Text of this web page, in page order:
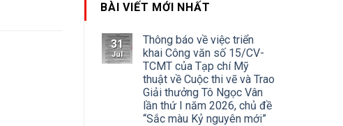
BÀI VIẾT MỚI NHẤT
31
Jul
Thông báo về việc triển
khai Công văn số 15/CV-
TCMT của Tạp chí Mỹ
thuật về Cuộc thi vẽ và Trao
Giải thưởng Tô Ngọc Vân
lần thứ I năm 2026, chủ đề
“Sắc màu Kỷ nguyên mới”